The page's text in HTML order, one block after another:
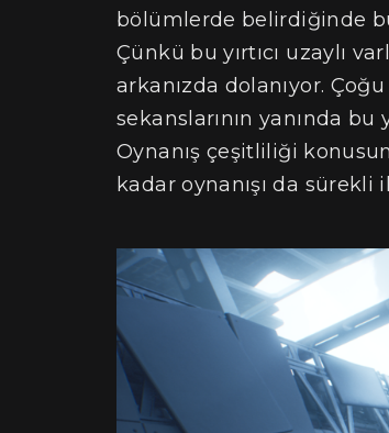
bölümlerde belirdiğinde
Çünkü bu yırtıcı uzaylı
arkanızda dolanıyor.
sekanslarının yanında
Oynanış çeşitliliği
kadar oynanışı da